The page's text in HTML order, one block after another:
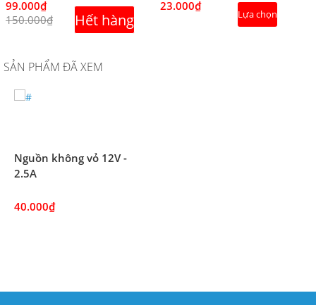
99.000₫
150.000₫
Hết hàng
23.000₫
Lựa chọn
SẢN PHẨM ĐÃ XEM
Nguồn không vỏ 12V -
2.5A
40.000₫